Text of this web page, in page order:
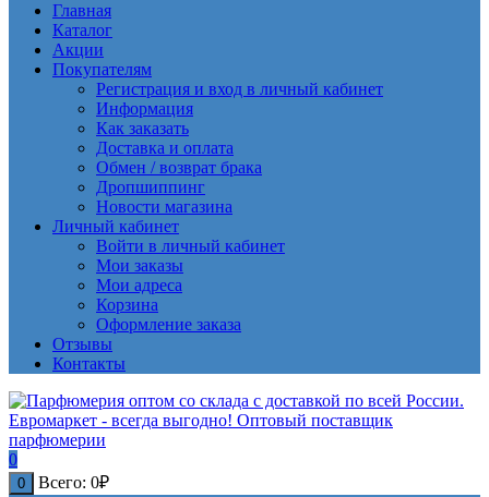
Главная
Каталог
Акции
Покупателям
Регистрация и вход в личный кабинет
Информация
Как заказать
Доставка и оплата
Обмен / возврат брака
Дропшиппинг
Новости магазина
Личный кабинет
Войти в личный кабинет
Мои заказы
Мои адреса
Корзина
Оформление заказа
Отзывы
Контакты
0
0 Всего: 0₽